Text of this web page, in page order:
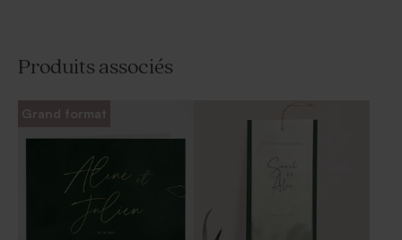
Produits associés
Grand format